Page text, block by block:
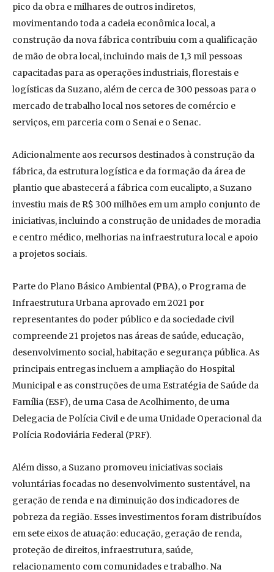
pico da obra e milhares de outros indiretos,
movimentando toda a cadeia econômica local, a
construção da nova fábrica contribuiu com a qualificação
de mão de obra local, incluindo mais de 1,3 mil pessoas
capacitadas para as operações industriais, florestais e
logísticas da Suzano, além de cerca de 300 pessoas para o
mercado de trabalho local nos setores de comércio e
serviços, em parceria com o Senai e o Senac.
Adicionalmente aos recursos destinados à construção da
fábrica, da estrutura logística e da formação da área de
plantio que abastecerá a fábrica com eucalipto, a Suzano
investiu mais de R$ 300 milhões em um amplo conjunto de
iniciativas, incluindo a construção de unidades de moradia
e centro médico, melhorias na infraestrutura local e apoio
a projetos sociais.
Parte do Plano Básico Ambiental (PBA), o Programa de
Infraestrutura Urbana aprovado em 2021 por
representantes do poder público e da sociedade civil
compreende 21 projetos nas áreas de saúde, educação,
desenvolvimento social, habitação e segurança pública. As
principais entregas incluem a ampliação do Hospital
Municipal e as construções de uma Estratégia de Saúde da
Família (ESF), de uma Casa de Acolhimento, de uma
Delegacia de Polícia Civil e de uma Unidade Operacional da
Polícia Rodoviária Federal (PRF).
Além disso, a Suzano promoveu iniciativas sociais
voluntárias focadas no desenvolvimento sustentável, na
geração de renda e na diminuição dos indicadores de
pobreza da região. Esses investimentos foram distribuídos
em sete eixos de atuação: educação, geração de renda,
proteção de direitos, infraestrutura, saúde,
relacionamento com comunidades e trabalho. Na